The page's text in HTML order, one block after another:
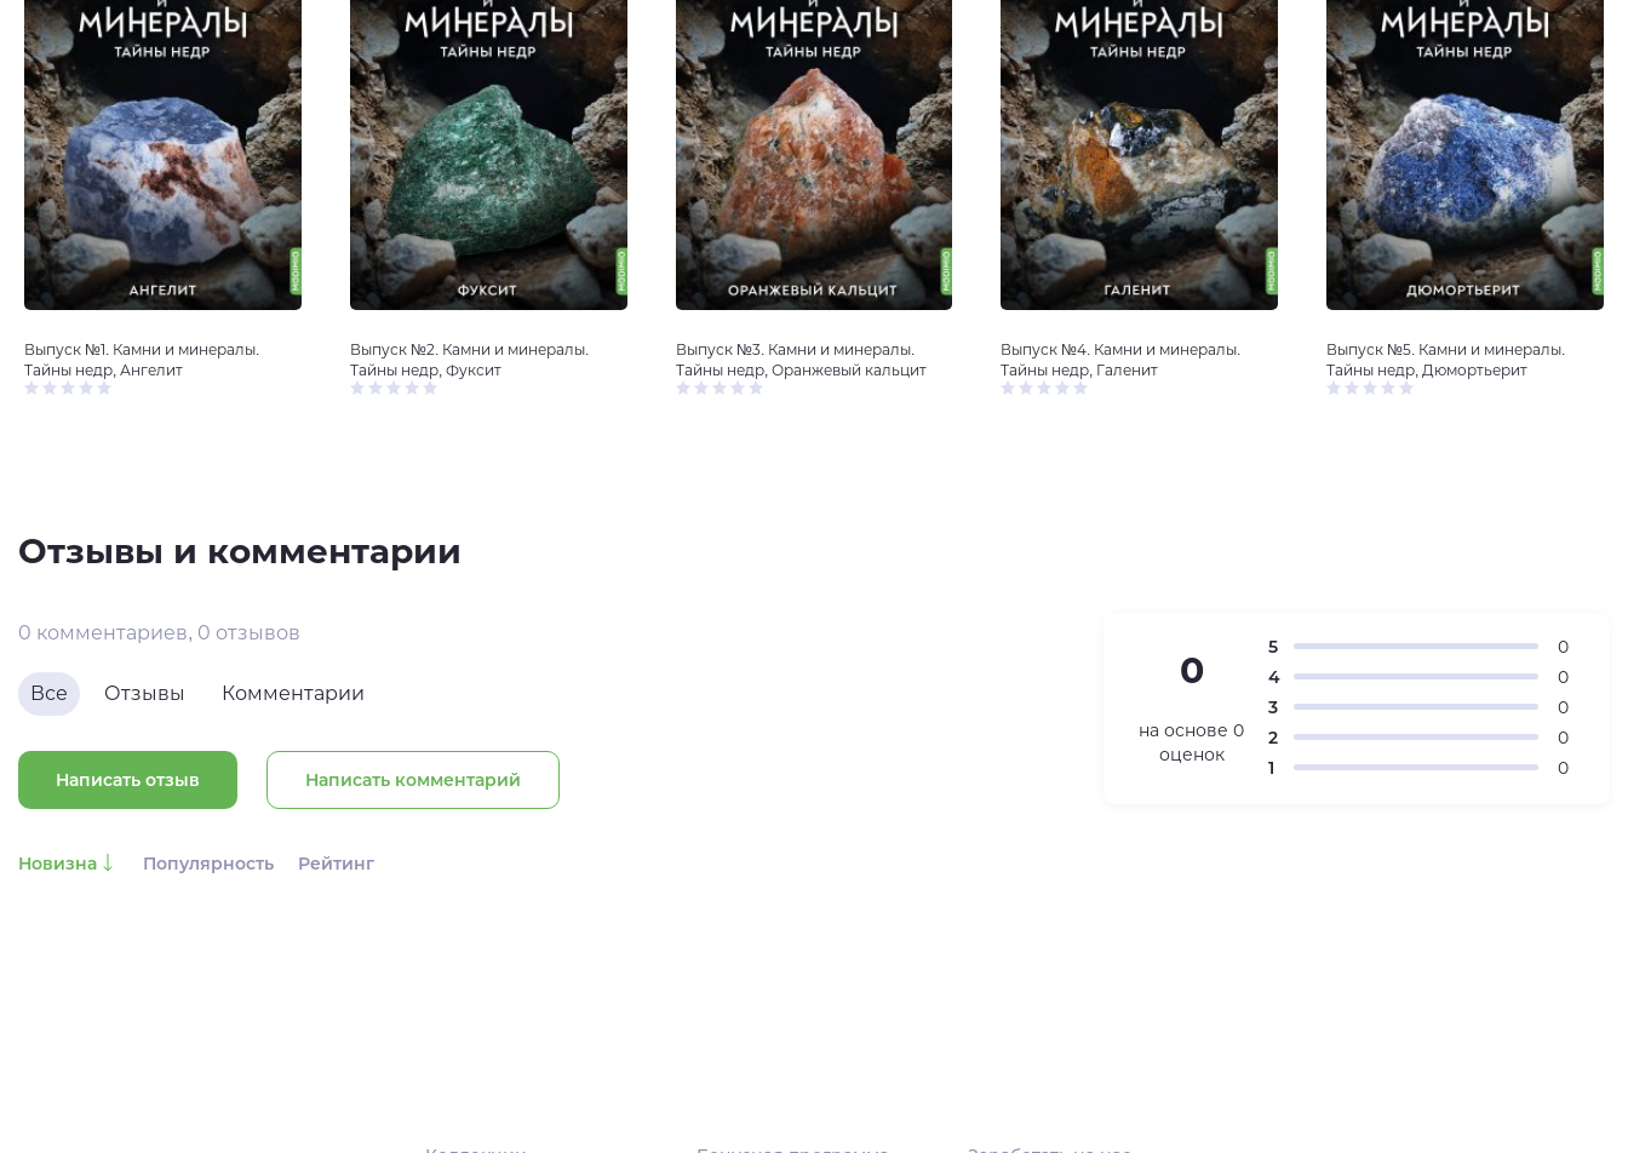
Выпуск №1. Камни и минералы.
Тайны недр, Ангелит
Выпуск №2. Камни и минералы.
Тайны недр, Фуксит
Выпуск №3. Камни и минералы.
Тайны недр, Оранжевый кальцит
Выпуск №4. Камни и минералы.
Тайны недр, Галенит
Выпуск №5. Камни и минералы.
Тайны недр, Дюмортьерит
Отзывы и комментарии
0 комментариев, 0 отзывов
Все Отзывы Комментарии
Написать отзыв Написать комментарий
Новизна Популярность Рейтинг
0
на основе 0
оценок
5
0
4
0
3
0
2
0
1
0